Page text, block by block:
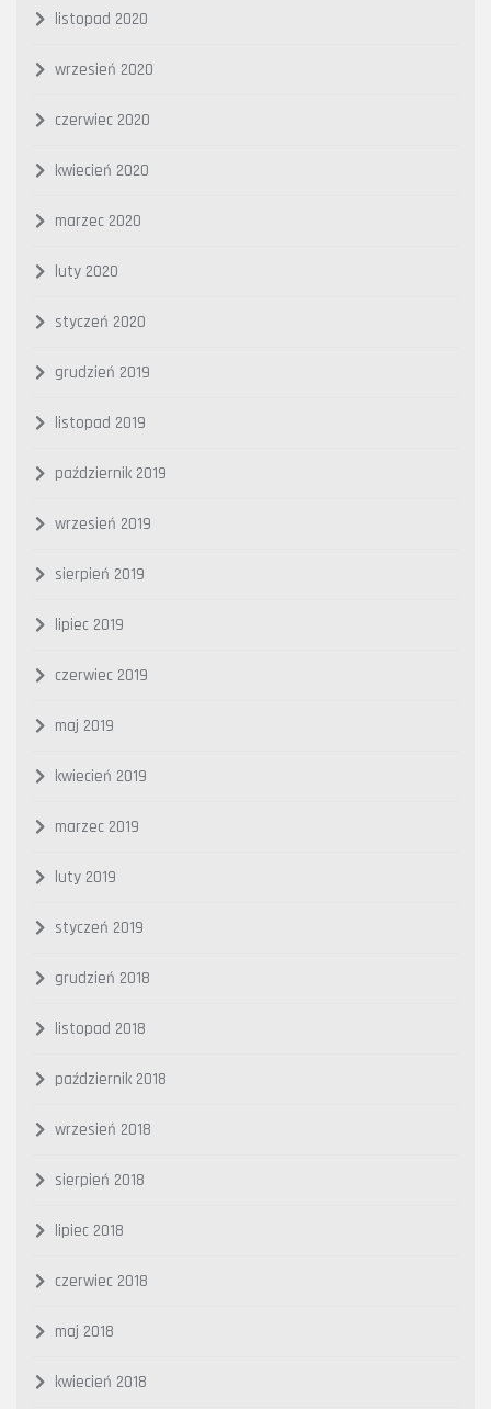
listopad 2020
wrzesień 2020
czerwiec 2020
kwiecień 2020
marzec 2020
luty 2020
styczeń 2020
grudzień 2019
listopad 2019
październik 2019
wrzesień 2019
sierpień 2019
lipiec 2019
czerwiec 2019
maj 2019
kwiecień 2019
marzec 2019
luty 2019
styczeń 2019
grudzień 2018
listopad 2018
październik 2018
wrzesień 2018
sierpień 2018
lipiec 2018
czerwiec 2018
maj 2018
kwiecień 2018